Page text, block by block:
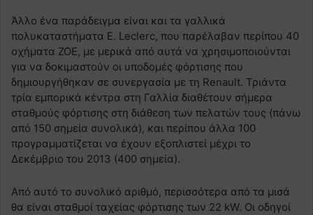
Άλλο ένα παράδειγμα είναι και τα γαλλικά
πολυκαταστήματα E. Leclerc, που παρέλαβαν περίπου 40
οχήματα ZOE, με μερικά από αυτά να χρησιμοποιούνται
για να δοκιμαστούν οι υποδομές φόρτισης που
δημιουργήθηκαν σε συνεργασία με τη Renault. Τριάντα
τρία εμπορικά κέντρα στη Γαλλία διαθέτουν σήμερα
σταθμούς φόρτισης στη διάθεση των πελατών τους (πάνω
από 150 σημεία συνολικά), και περίπου άλλα 100
προγραμματίζεται να έχουν εξοπλιστεί μέχρι το
Δεκέμβριο του 2013 (400 σημεία).
Από αυτό το συνολικό αριθμό, περισσότερα από τα μισά
θα είναι σταθμοί ταχείας φόρτισης των 22 kW. Οι οδηγοί